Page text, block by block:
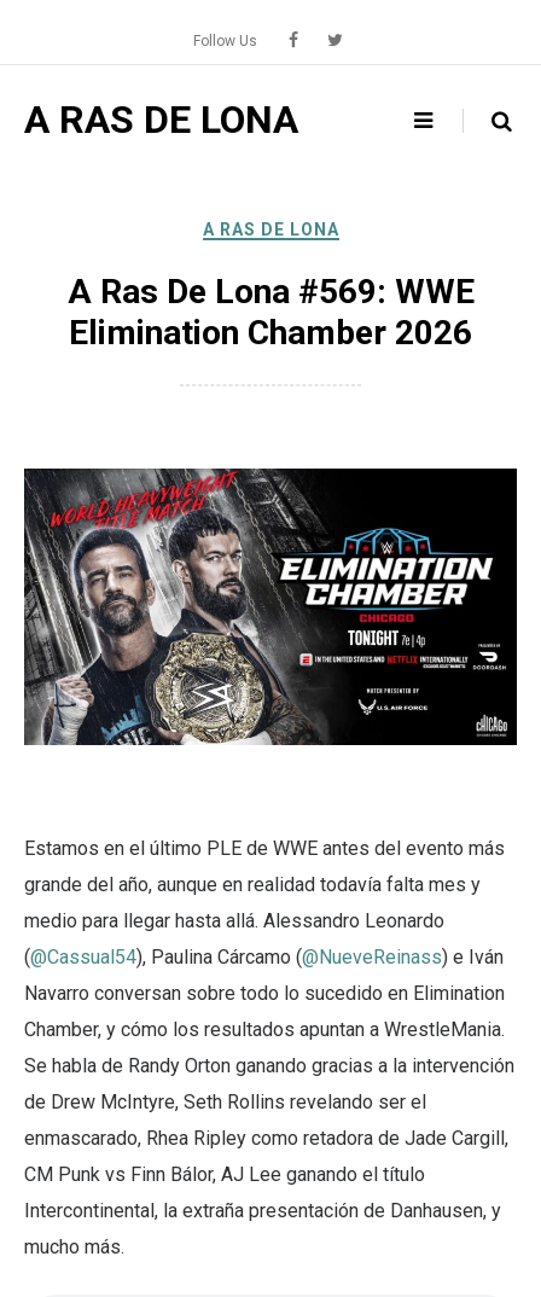
content
Follow Us
A RAS DE LONA
A RAS DE LONA
A Ras De Lona #569: WWE
Elimination Chamber 2026
Estamos en el último PLE de WWE antes del evento más
grande del año, aunque en realidad todavía falta mes y
medio para llegar hasta allá. Alessandro Leonardo
(@Cassual54), Paulina Cárcamo (@NueveReinass) e Iván
Navarro conversan sobre todo lo sucedido en Elimination
Chamber, y cómo los resultados apuntan a WrestleMania.
Se habla de Randy Orton ganando gracias a la intervención
de Drew McIntyre, Seth Rollins revelando ser el
enmascarado, Rhea Ripley como retadora de Jade Cargill,
CM Punk vs Finn Bálor, AJ Lee ganando el título
Intercontinental, la extraña presentación de Danhausen, y
mucho más.